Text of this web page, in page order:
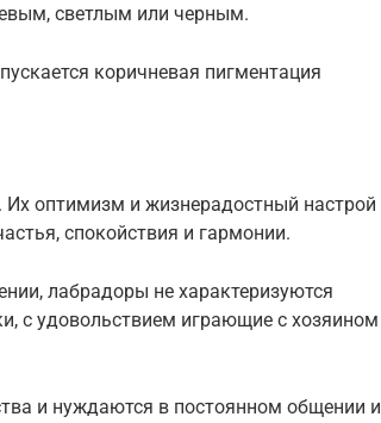
светлым или черным.
коричневая пигментация
оптимизм и жизнерадостный настрой
спокойствия и гармонии.
лабрадоры не характеризуются
с удовольствием играющие с хозяином
и нуждаются в постоянном общении и